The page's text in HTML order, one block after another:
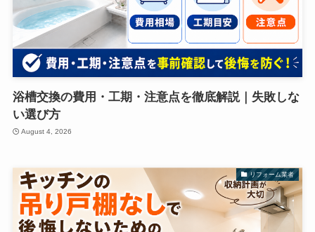
浴槽交換の費用・工期・注意点を徹底解説｜失敗しな
い選び方
August 4, 2026
リフォーム業者